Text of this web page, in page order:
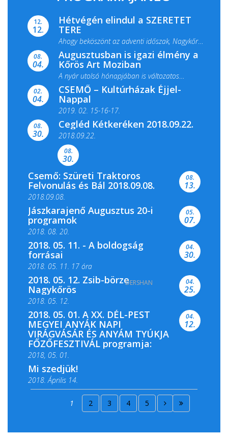
12.
12.
Hétvégén elindul a SZERETET
TERE
Ahogy beköszönt az adventi időszak, Nagykőrös
ismét megtelik ünnepi fénnyel és közös...
08.
04.
Augusztusban is igazi élmény a
Kőrös Art Moziban
A nyár utolsó hónapjában is változatos
filmkínálattal, családi...
02.
04.
CSEMŐ – Kultúrházak Éjjel-
Nappal
2019. 02. 15-16-17.
Színes és tartalmas programokkal várja a
Csemői Községi Könyvtár és...
08.
30.
Cegléd Kétkeréken 2018.09.22.
2018.09.22.
08.
30.
Csemő: Szüreti Traktoros
Felvonulás és Bál 2018.09.08.
2018.09.08.
08.
13.
Jászkarajenő Augusztus 20-i
programok
2018. 08. 20.
05.
07.
2018. 05. 11. - A boldogság
forrásai
2018. 05. 11. 17 óra
2018. 05. 11. 19 óra
04.
30.
2018. 05. 12. Zsib-börze
Nagykőrös
2018. 05. 12.
04.
25.
2018. 05. 01. A XX. DÉL-PEST
MEGYEI ANYÁK NAPI
VIRÁGVÁSÁR ÉS ANYÁM TYÚKJA
FŐZŐFESZTIVÁL programja:
2018, 05. 01.
04.
12.
Mi szedjük!
2018. Április 14.
2018. Április 15.
1 2 3 4 5
DERSHAN